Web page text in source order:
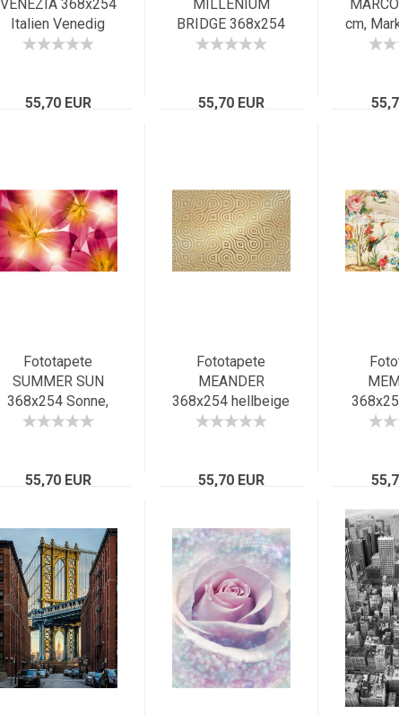
VENEZIA 368x254
Italien Venedig
Canal Grande
55,70 EUR
MILLENIUM
BRIDGE 368x254
cm Brücke in
55,70 EUR
cm,
Fototapete
SUMMER SUN
368x254 Sonne,
violett gelb
55,70 EUR
Fototapete
MEANDER
368x254 hellbeige
Kreise Linien
55,70 EUR
Vögel